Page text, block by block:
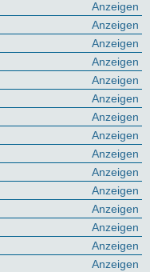
Anzeigen
Anzeigen
Anzeigen
Anzeigen
Anzeigen
Anzeigen
Anzeigen
Anzeigen
Anzeigen
Anzeigen
Anzeigen
Anzeigen
Anzeigen
Anzeigen
Anzeigen